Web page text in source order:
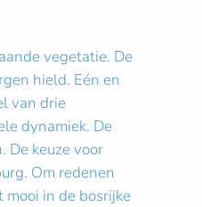
vegetatie. De
hield. Eén en
van drie
dynamiek. De
De keuze voor
Om redenen
in de bosrijke